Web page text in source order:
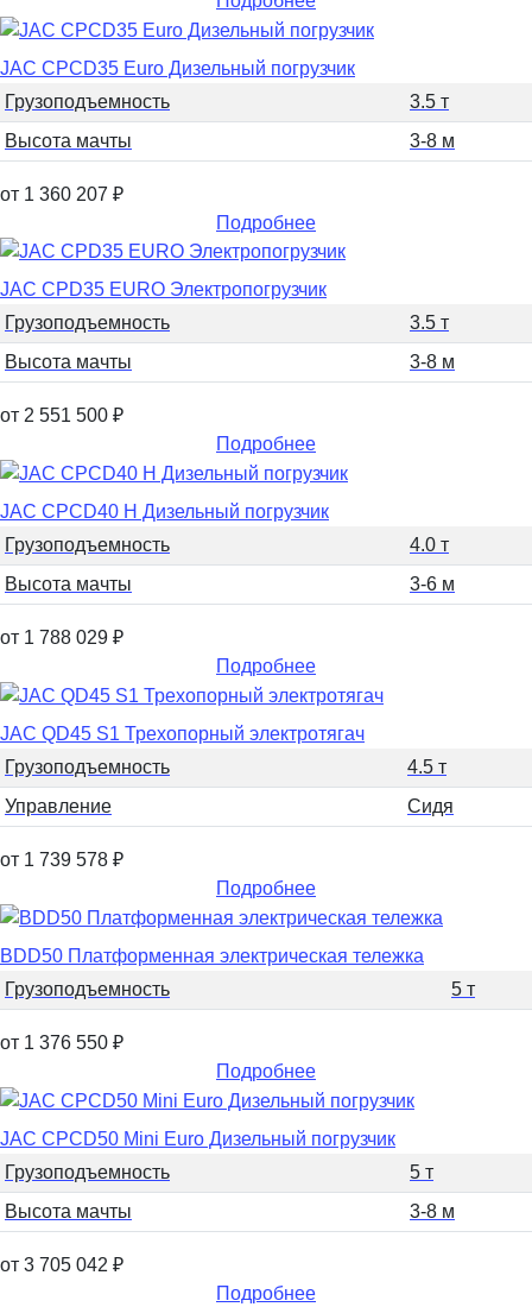
JAC CPCD35 Euro Дизельный погрузчик
Грузоподъемность
3.5 т
Высота мачты
3-8 м
от 1 360 207 ₽
Подробнее
JAC CPD35 EURO Электропогрузчик
Грузоподъемность
3.5 т
Высота мачты
3-8 м
от 2 551 500 ₽
Подробнее
JAC CPCD40 H Дизельный погрузчик
Грузоподъемность
4.0 т
Высота мачты
3-6 м
от 1 788 029 ₽
Подробнее
JAC QD45 S1 Трехопорный электротягач
Грузоподъемность
4.5 т
Управление
Сидя
от 1 739 578 ₽
Подробнее
BDD50 Платформенная электрическая тележка
Грузоподъемность
5 т
от 1 376 550 ₽
Подробнее
JAC CPCD50 Mini Euro Дизельный погрузчик
Грузоподъемность
5 т
Высота мачты
3-8 м
от 3 705 042 ₽
Подробнее